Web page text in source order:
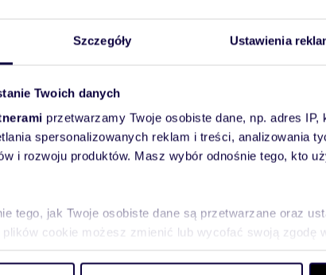
Szczegóły Ustawienia
Twoich danych
przetwarzamy Twoje osobiste dane, np. adres
spersonalizowanych reklam i treści, analizowania
i rozwoju produktów. Masz wybór odnośnie tego, kto
tego, jak Twoje osobiste dane są przetwarzane oraz
plików cookie możesz zmienić lub wycofać swoją zgodę
ul. Olimpijska 9a
pow. 74 m2 na 26 piętrze zlokalizowany w sercu Katowic,
lokalizacji Katowic. To idealne miejsce dla
lokalizację.